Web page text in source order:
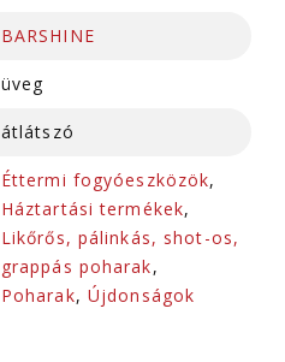
BARSHINE
üveg
átlátszó
Éttermi fogyóeszközök,
Háztartási termékek,
Likőrős, pálinkás, shot-os,
grappás poharak,
Poharak, Újdonságok